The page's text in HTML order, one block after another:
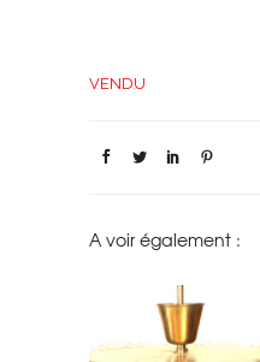
VENDU
A voir également :
LUSTRE EN VERRE MOULÉ
SUÉDOIS ORREFORS –
1960